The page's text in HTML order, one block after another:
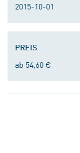
2015-10-01
PREIS
ab 54,60 €